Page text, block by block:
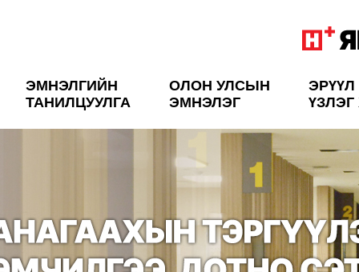
ЭМНЭЛГИЙН
ТАНИЛЦУУЛГА
ОЛОН УЛСЫН
ЭМНЭЛЭГ